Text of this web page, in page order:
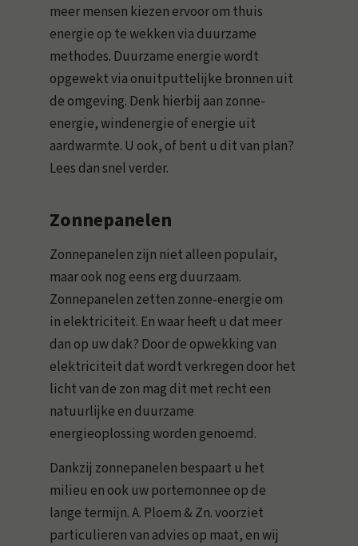
meer mensen kiezen ervoor om thuis
energie op te wekken via duurzame
methodes. Duurzame energie wordt
opgewekt via onuitputtelijke bronnen uit
de omgeving. Denk hierbij aan zonne-
energie, windenergie of energie uit
aardwarmte. U ook, of bent u dit van plan?
Lees dan snel verder.
Zonnepanelen
Zonnepanelen zijn niet alleen populair,
maar ook nog eens erg duurzaam.
Zonnepanelen zetten zonne-energie om
in elektriciteit. En waar heeft u dat meer
dan op uw dak? Door de opwekking van
elektriciteit dat wordt verkregen door het
licht van de zon mag dit met recht een
natuurlijke en duurzame
energieoplossing worden genoemd.
Dankzij zonnepanelen bespaart u het
milieu en ook uw portemonnee op de
lange termijn. A. Ploem & Zn. voorziet
particulieren van advies op maat, en wij